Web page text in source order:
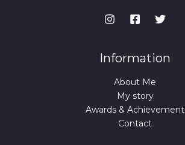
Information
About Me
My story
Awards & Achievement
Contact